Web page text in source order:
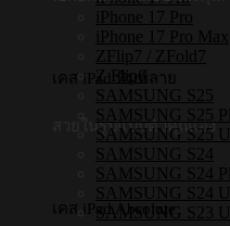
เคส iPad พิมพ์ลาย
สวยในรูปแบบตัวคุณเอง
เคส iPad Absolute
iPhone 17 Pro
iPhone 17 Pro Max
ZFlip7 / ZFold7
Z Flip6
SAMSUNG S25
SAMSUNG S25
SAMSUNG S25
SAMSUNG S24
SAMSUNG S24
SAMSUNG S24
SAMSUNG S23